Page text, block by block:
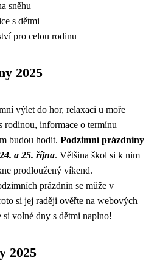
sněhu
s dětmi
pro celou rodinu
2025
výlet do hor, relaxaci u moře
rodinou, informace o termínu
budou hodit. Podzimní prázdniny
24. a 25. října. Většina škol si k nim
prodloužený víkend.
prázdnin se může v
si jej raději ověřte na webových
volné dny s dětmi naplno!
2025